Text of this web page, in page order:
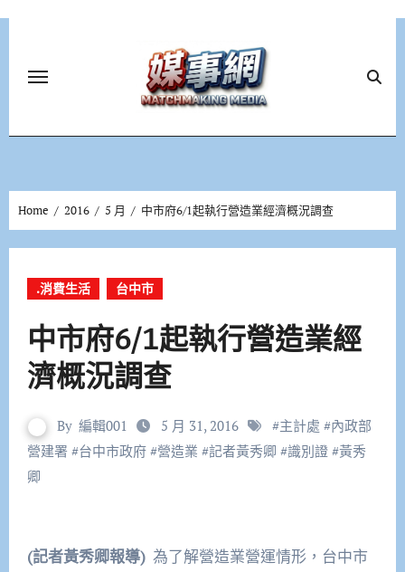
Home 2016 5 月 中市府6/1起執行營造業經濟概況調查
.消費生活 台中市
中市府6/1起執行營造業經
濟概況調查
By 編輯001 5 月 31, 2016 #主計處 #內政部
營建署#台中市政府#營造業 #記者黃秀卿 #識別證#黃秀
卿
(記者黃秀卿報導)為了解營造業營運情形，台中市